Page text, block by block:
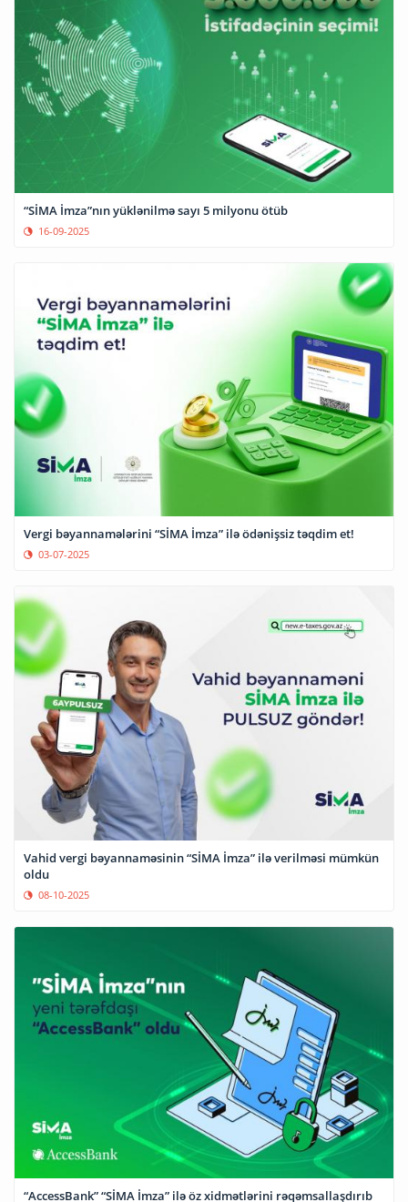
“SİMA İmza”nın yüklənilmə sayı 5 milyonu ötüb
16-09-2025
Vergi bəyannamələrini “SİMA İmza” ilə ödənişsiz təqdim et!
03-07-2025
Vahid vergi bəyannaməsinin “SİMA İmza” ilə verilməsi mümkün
oldu
08-10-2025
“AccessBank” “SİMA İmza” ilə öz xidmətlərini rəqəmsallaşdırıb